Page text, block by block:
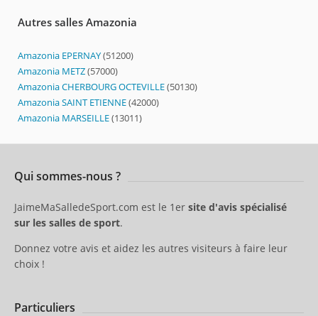
Autres salles Amazonia
Amazonia EPERNAY(51200)
Amazonia METZ(57000)
Amazonia CHERBOURG OCTEVILLE(50130)
Amazonia SAINT ETIENNE(42000)
Amazonia MARSEILLE(13011)
Qui sommes-nous ?
JaimeMaSalledeSport.com est le 1er site d'avis spécialisé
sur les salles de sport.
Donnez votre avis et aidez les autres visiteurs à faire leur
choix !
Particuliers